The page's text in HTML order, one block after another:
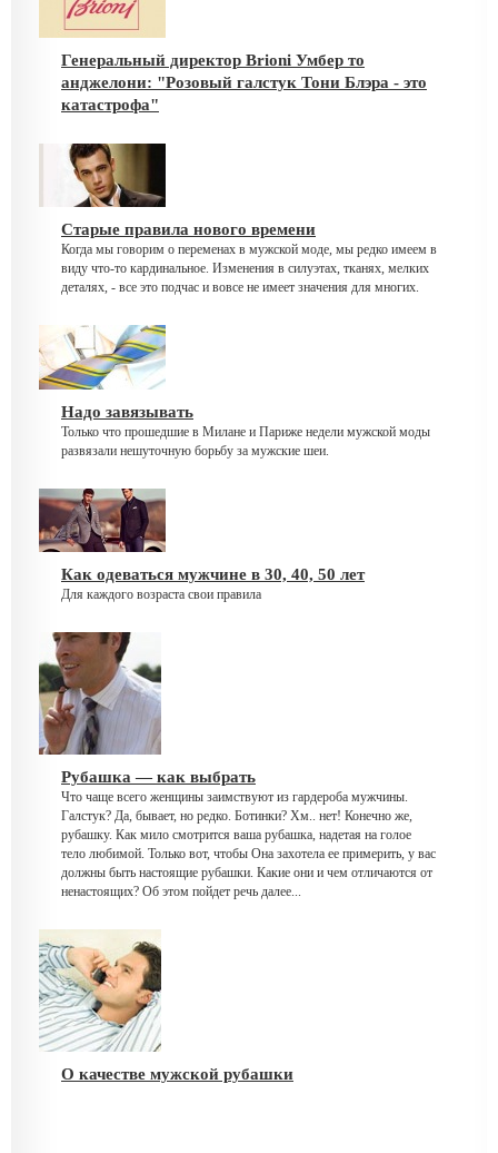
Генеральный директор Brioni Умбер то
анджелони: "Розовый галстук Тони Блэра - это
катастрофа"
Старые правила нового времени
Когда мы говорим о переменах в мужской моде, мы редко имеем в
виду что-то кардинальное. Изменения в силуэтах, тканях, мелких
деталях, - все это подчас и вовсе не имеет значения для многих.
Надо завязывать
Только что прошедшие в Милане и Париже недели мужской моды
развязали нешуточную борьбу за мужские шеи.
Как одеваться мужчине в 30, 40, 50 лет
Для каждого возраста свои правила
Рубашка — как выбрать
Что чаще всего женщины заимствуют из гардероба мужчины.
Галстук? Да, бывает, но редко. Ботинки? Хм.. нет! Конечно же,
рубашку. Как мило смотрится ваша рубашка, надетая на голое
тело любимой. Только вот, чтобы Она захотела ее примерить, у вас
должны быть настоящие рубашки. Какие они и чем отличаются от
ненастоящих? Об этом пойдет речь далее...
О качестве мужской рубашки